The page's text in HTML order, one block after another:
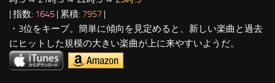
| 指数: 1645 | 累積: 7957 |
・3位をキープ。簡単に傾向を見定めると、新しい楽曲と過去
にヒットした規模の大きい楽曲が上に来やすいようだ。